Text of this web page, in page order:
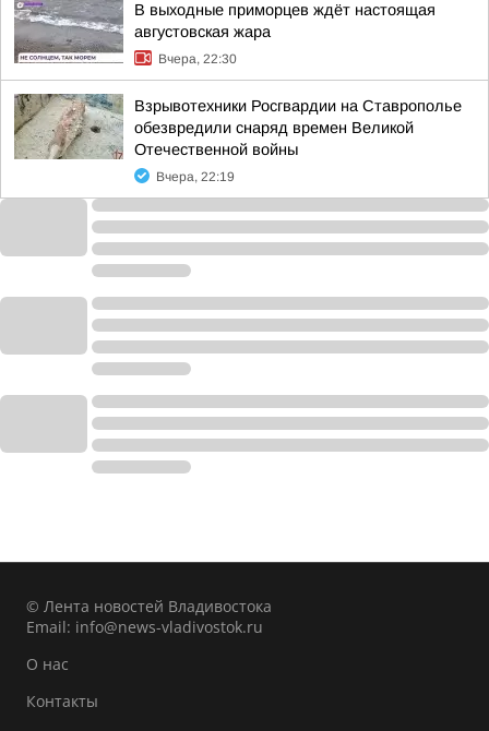
В выходные приморцев ждёт настоящая
августовская жара
Вчера, 22:30
Взрывотехники Росгвардии на Ставрополье
обезвредили снаряд времен Великой
Отечественной войны
Вчера, 22:19
© Лента новостей Владивостока
Email: info@news-vladivostok.ru
О нас
Контакты